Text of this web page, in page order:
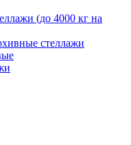
(до 4000 кг на
стеллажи